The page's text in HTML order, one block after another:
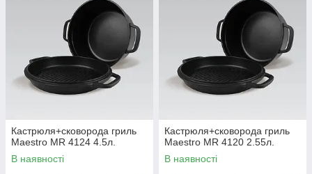
Кастрюля+сковорода гриль
Maestro MR 4124 4.5л.
В наявності
Кастрюля+сковорода гриль
Maestro MR 4120 2.55л.
В наявності